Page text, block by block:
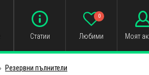
Статии Любими
0
Моят
Резервни пълнители